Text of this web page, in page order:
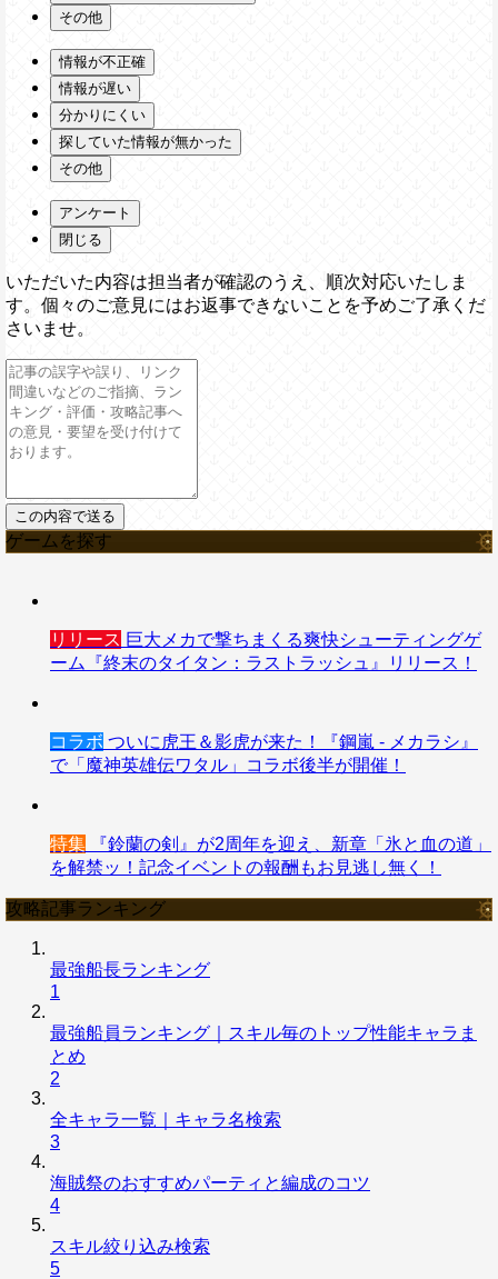
その他
情報が不正確
情報が遅い
分かりにくい
探していた情報が無かった
その他
アンケート
閉じる
いただいた内容は担当者が確認のうえ、順次対応いたしま
す。個々のご意見にはお返事できないことを予めご了承くだ
さいませ。
ゲームを探す
リリース 巨大メカで撃ちまくる爽快シューティングゲ
ーム『終末のタイタン：ラストラッシュ』リリース！
コラボ ついに虎王＆影虎が来た！『鋼嵐 - メカラシ』
で「魔神英雄伝ワタル」コラボ後半が開催！
特集 『鈴蘭の剣』が2周年を迎え、新章「氷と血の道」
を解禁ッ！記念イベントの報酬もお見逃し無く！
攻略記事ランキング
最強船長ランキング
1
最強船員ランキング｜スキル毎のトップ性能キャラま
とめ
2
全キャラ一覧｜キャラ名検索
3
海賊祭のおすすめパーティと編成のコツ
4
スキル絞り込み検索
5